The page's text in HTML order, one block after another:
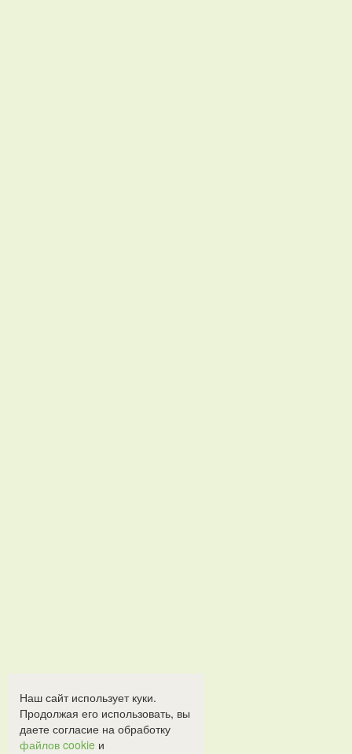
Наш сайт использует куки.
Продолжая его использовать, вы
даете согласие на обработку
файлов cookie и